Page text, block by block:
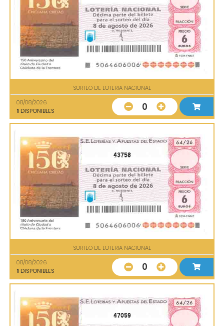
SORTEO DE LOTERIA NACIONAL
08/08/2026
1 DISPONIBLES 0
43758
SORTEO DE LOTERIA NACIONAL
08/08/2026
1 DISPONIBLES 0
47059